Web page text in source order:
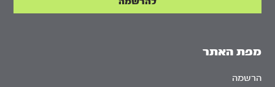
מפת האתר
הרשמה